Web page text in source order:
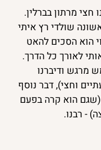
רצנו חצי מרתון בברלין.
שולדי רץ איתי
הוא הסכים להאט
לאורך כל הדרך.
מרגש ודיברנו
וחצי), דבר נוסף
(שגם הוא קרה בפעם
- רבנו.